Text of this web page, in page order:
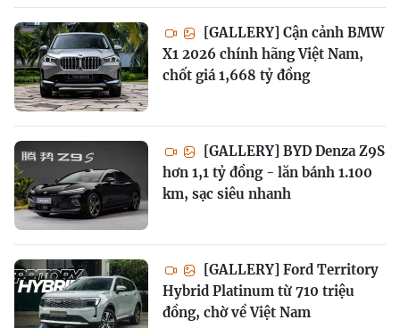
[GALLERY] Cận cảnh BMW
X1 2026 chính hãng Việt Nam,
chốt giá 1,668 tỷ đồng
[GALLERY] BYD Denza Z9S
hơn 1,1 tỷ đồng - lăn bánh 1.100
km, sạc siêu nhanh
[GALLERY] Ford Territory
Hybrid Platinum từ 710 triệu
đồng, chờ về Việt Nam